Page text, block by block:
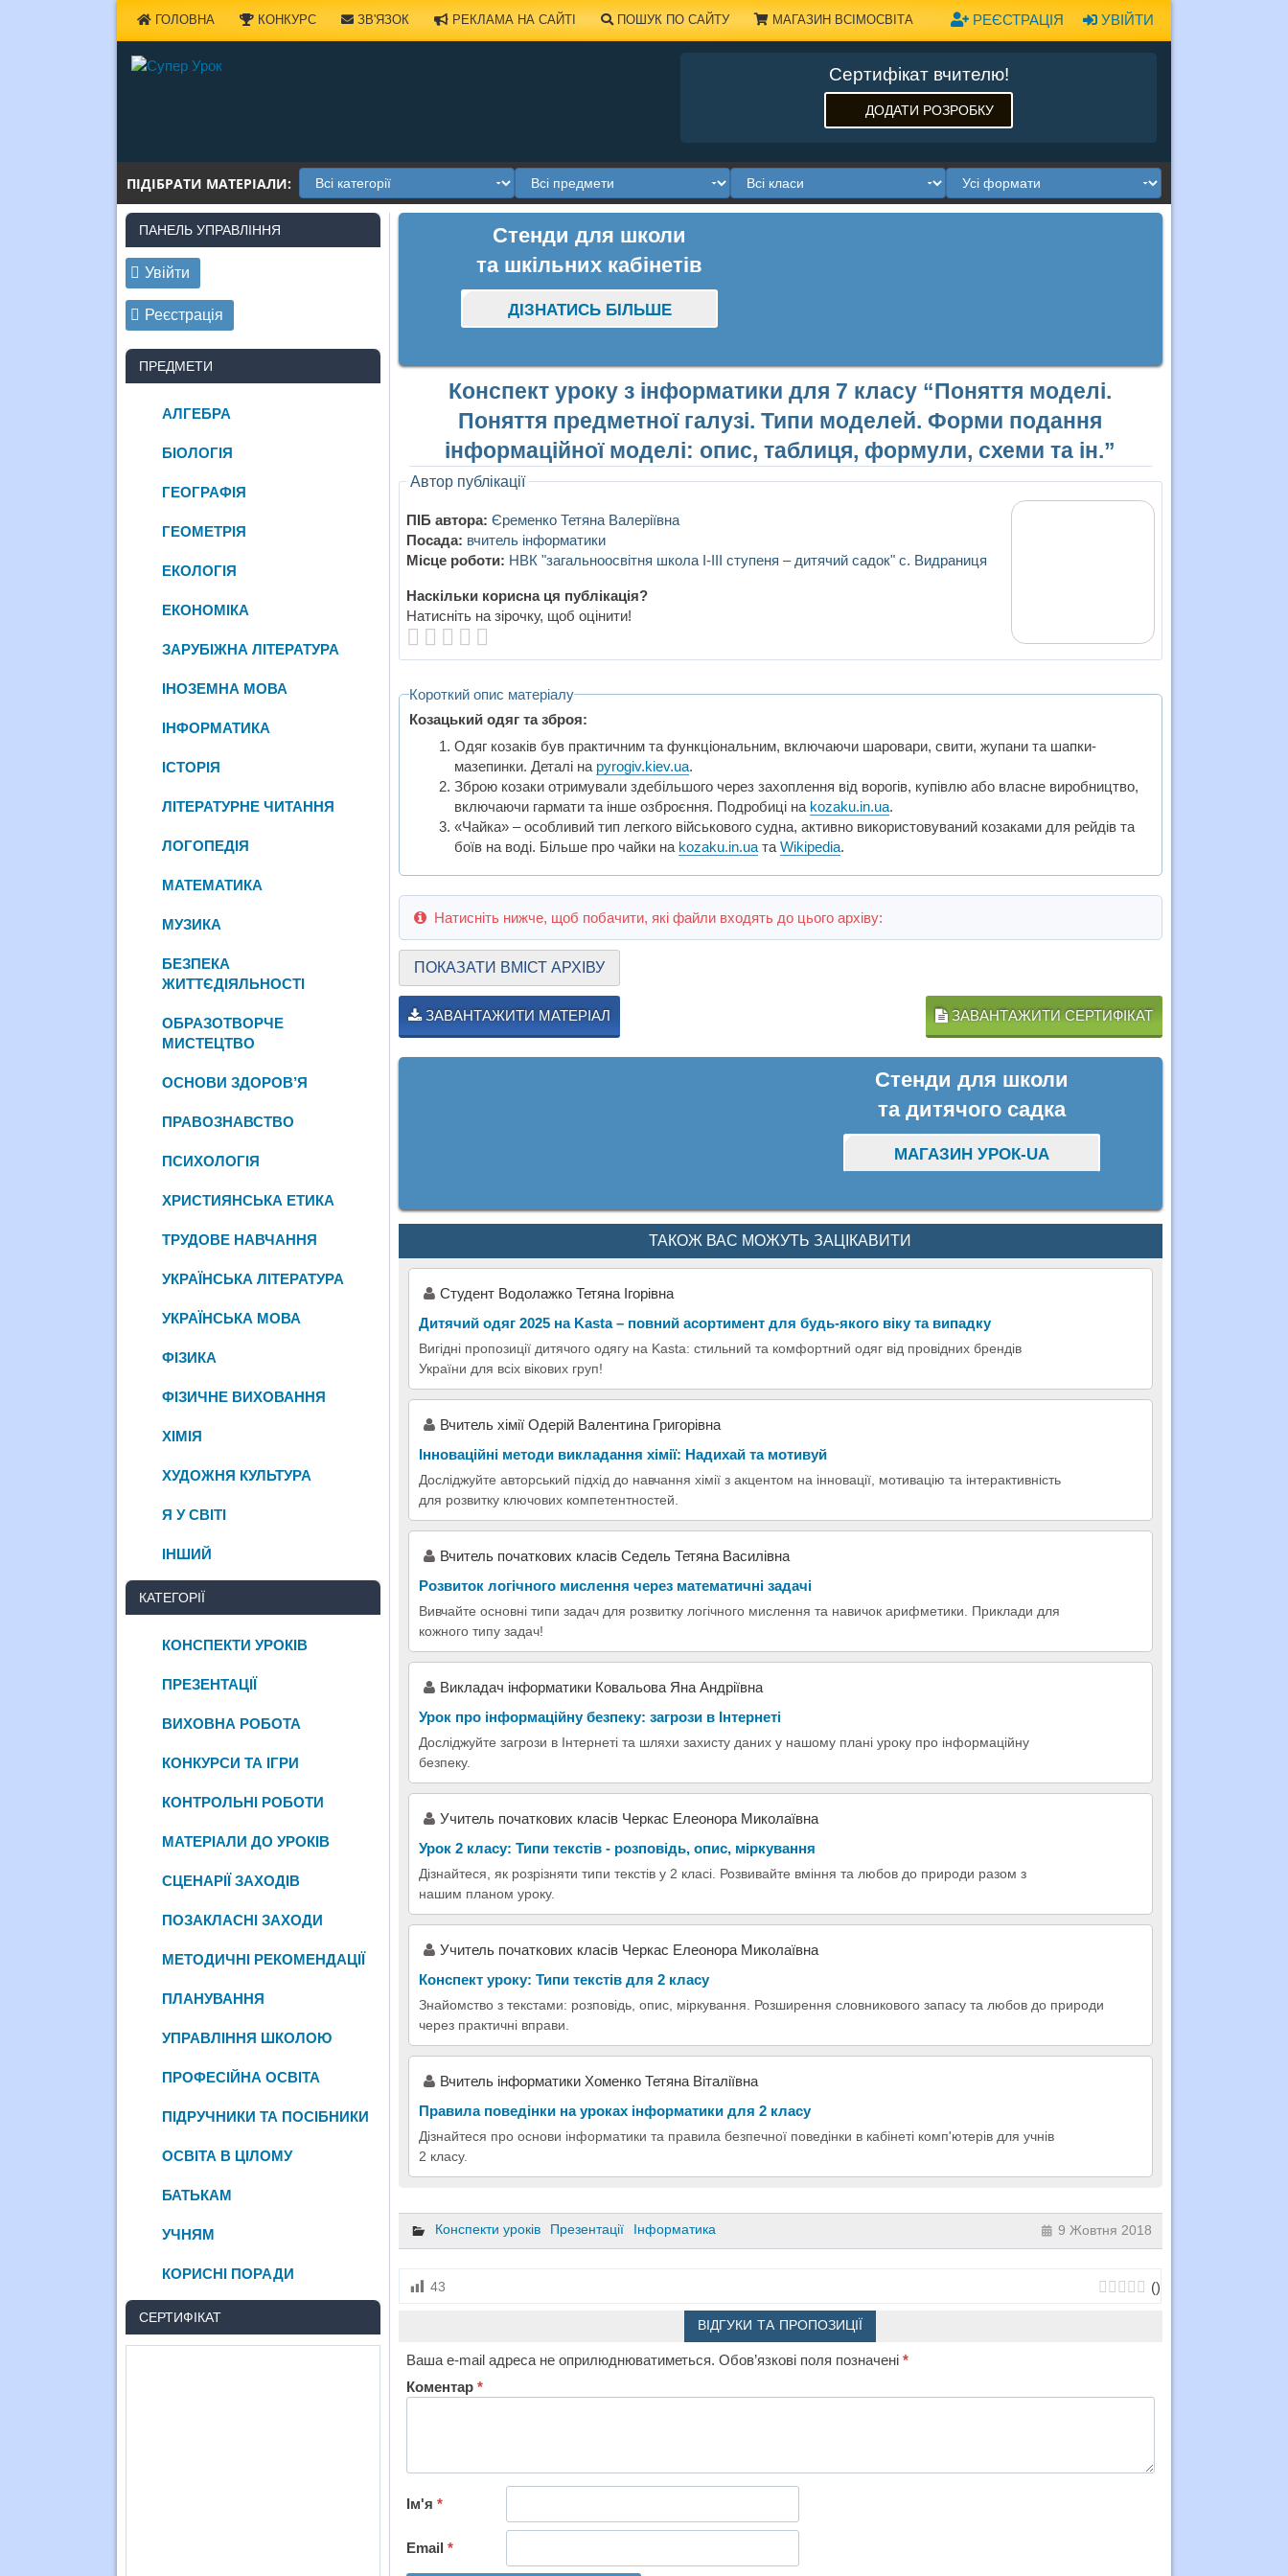
УВІЙТИ
РЕЄСТРАЦІЯ
ГОЛОВНА КОНКУРС ЗВ'ЯЗОК РЕКЛАМА НА САЙТІ ПОШУК ПО САЙТУ МАГАЗИН ВСІМОСВІТА
Сертифікат вчителю!
ДОДАТИ РОЗРОБКУ
ПІДІБРАТИ МАТЕРІАЛИ:
Стенди для школи
та шкільних кабінетів
ДІЗНАТИСЬ БІЛЬШЕ
Конспект уроку з інформатики для 7 класу “Поняття моделі.
Поняття предметної галузі. Типи моделей. Форми подання
інформаційної моделі: опис, таблиця, формули, схеми та ін.”
Автор публікації
ПІБ автора: Єременко Тетяна Валеріївна
Посада: вчитель інформатики
Місце роботи: НВК "загальноосвітня школа І-ІІІ ступеня – дитячий садок" с. Видраниця
Наскільки корисна ця публікація?
Натисніть на зірочку, щоб оцінити!
Короткий опис матеріалу
Козацький одяг та зброя:
Одяг козаків був практичним та функціональним, включаючи шаровари, свити, жупани та шапки-
мазепинки. Деталі на pyrogiv.kiev.ua.
Зброю козаки отримували здебільшого через захоплення від ворогів, купівлю або власне виробництво,
включаючи гармати та інше озброєння. Подробиці на kozaku.in.ua.
«Чайка» – особливий тип легкого військового судна, активно використовуваний козаками для рейдів та
боїв на воді. Більше про чайки на kozaku.in.uaтаWikipedia.
Натисніть нижче, щоб побачити, які файли входять до цього архіву:
ПОКАЗАТИ ВМІСТ АРХІВУ
ЗАВАНТАЖИТИ МАТЕРІАЛ ЗАВАНТАЖИТИ СЕРТИФІКАТ
Стенди для школи
та дитячого садка
МАГАЗИН УРОК-UA
ТАКОЖ ВАС МОЖУТЬ ЗАЦІКАВИТИ
Студент Водолажко Тетяна Ігорівна
Дитячий одяг 2025 на Kasta – повний асортимент для будь-якого віку та випадку
Вигідні пропозиції дитячого одягу на Kasta: стильний та комфортний одяг від провідних брендів
України для всіх вікових груп!
Вчитель хімії Одерій Валентина Григорівна
Інноваційні методи викладання хімії: Надихай та мотивуй
Досліджуйте авторський підхід до навчання хімії з акцентом на інновації, мотивацію та інтерактивність
для розвитку ключових компетентностей.
Вчитель початкових класів Седель Тетяна Василівна
Розвиток логічного мислення через математичні задачі
Вивчайте основні типи задач для розвитку логічного мислення та навичок арифметики. Приклади для
кожного типу задач!
Викладач інформатики Ковальова Яна Андріївна
Урок про інформаційну безпеку: загрози в Інтернеті
Досліджуйте загрози в Інтернеті та шляхи захисту даних у нашому плані уроку про інформаційну
безпеку.
Учитель початкових класів Черкас Елеонора Миколаївна
Урок 2 класу: Типи текстів - розповідь, опис, міркування
Дізнайтеся, як розрізняти типи текстів у 2 класі. Розвивайте вміння та любов до природи разом з
нашим планом уроку.
Учитель початкових класів Черкас Елеонора Миколаївна
Конспект уроку: Типи текстів для 2 класу
Знайомство з текстами: розповідь, опис, міркування. Розширення словникового запасу та любов до природи
через практичні вправи.
Вчитель інформатики Хоменко Тетяна Віталіївна
Правила поведінки на уроках інформатики для 2 класу
Дізнайтеся про основи інформатики та правила безпечної поведінки в кабінеті комп'ютерів для учнів
2 класу.
Конспекти уроків Презентації Інформатика 9 Жовтня 2018
43 ()
ВІДГУКИ ТА ПРОПОЗИЦІЇ
Ваша e-mail адреса не оприлюднюватиметься. Обов’язкові поля позначені *
Коментар *
Ім'я *
Email *
ПАНЕЛЬ УПРАВЛІННЯ
Увійти
Реєстрація
ПРЕДМЕТИ
АЛГЕБРА
БІОЛОГІЯ
ГЕОГРАФІЯ
ГЕОМЕТРІЯ
ЕКОЛОГІЯ
ЕКОНОМІКА
ЗАРУБІЖНА ЛІТЕРАТУРА
ІНОЗЕМНА МОВА
ІНФОРМАТИКА
ІСТОРІЯ
ЛІТЕРАТУРНЕ ЧИТАННЯ
ЛОГОПЕДІЯ
МАТЕМАТИКА
МУЗИКА
БЕЗПЕКА
ЖИТТЄДІЯЛЬНОСТІ
ОБРАЗОТВОРЧЕ
МИСТЕЦТВО
ОСНОВИ ЗДОРОВ’Я
ПРАВОЗНАВСТВО
ПСИХОЛОГІЯ
ХРИСТИЯНСЬКА ЕТИКА
ТРУДОВЕ НАВЧАННЯ
УКРАЇНСЬКА ЛІТЕРАТУРА
УКРАЇНСЬКА МОВА
ФІЗИКА
ФІЗИЧНЕ ВИХОВАННЯ
ХІМІЯ
ХУДОЖНЯ КУЛЬТУРА
Я У СВІТІ
ІНШИЙ
КАТЕГОРІЇ
КОНСПЕКТИ УРОКІВ
ПРЕЗЕНТАЦІЇ
ВИХОВНА РОБОТА
КОНКУРСИ ТА ІГРИ
КОНТРОЛЬНІ РОБОТИ
МАТЕРІАЛИ ДО УРОКІВ
СЦЕНАРІЇ ЗАХОДІВ
ПОЗАКЛАСНІ ЗАХОДИ
МЕТОДИЧНІ РЕКОМЕНДАЦІЇ
ПЛАНУВАННЯ
УПРАВЛІННЯ ШКОЛОЮ
ПРОФЕСІЙНА ОСВІТА
ПІДРУЧНИКИ ТА ПОСІБНИКИ
ОСВІТА В ЦІЛОМУ
БАТЬКАМ
УЧНЯМ
КОРИСНІ ПОРАДИ
СЕРТИФІКАТ